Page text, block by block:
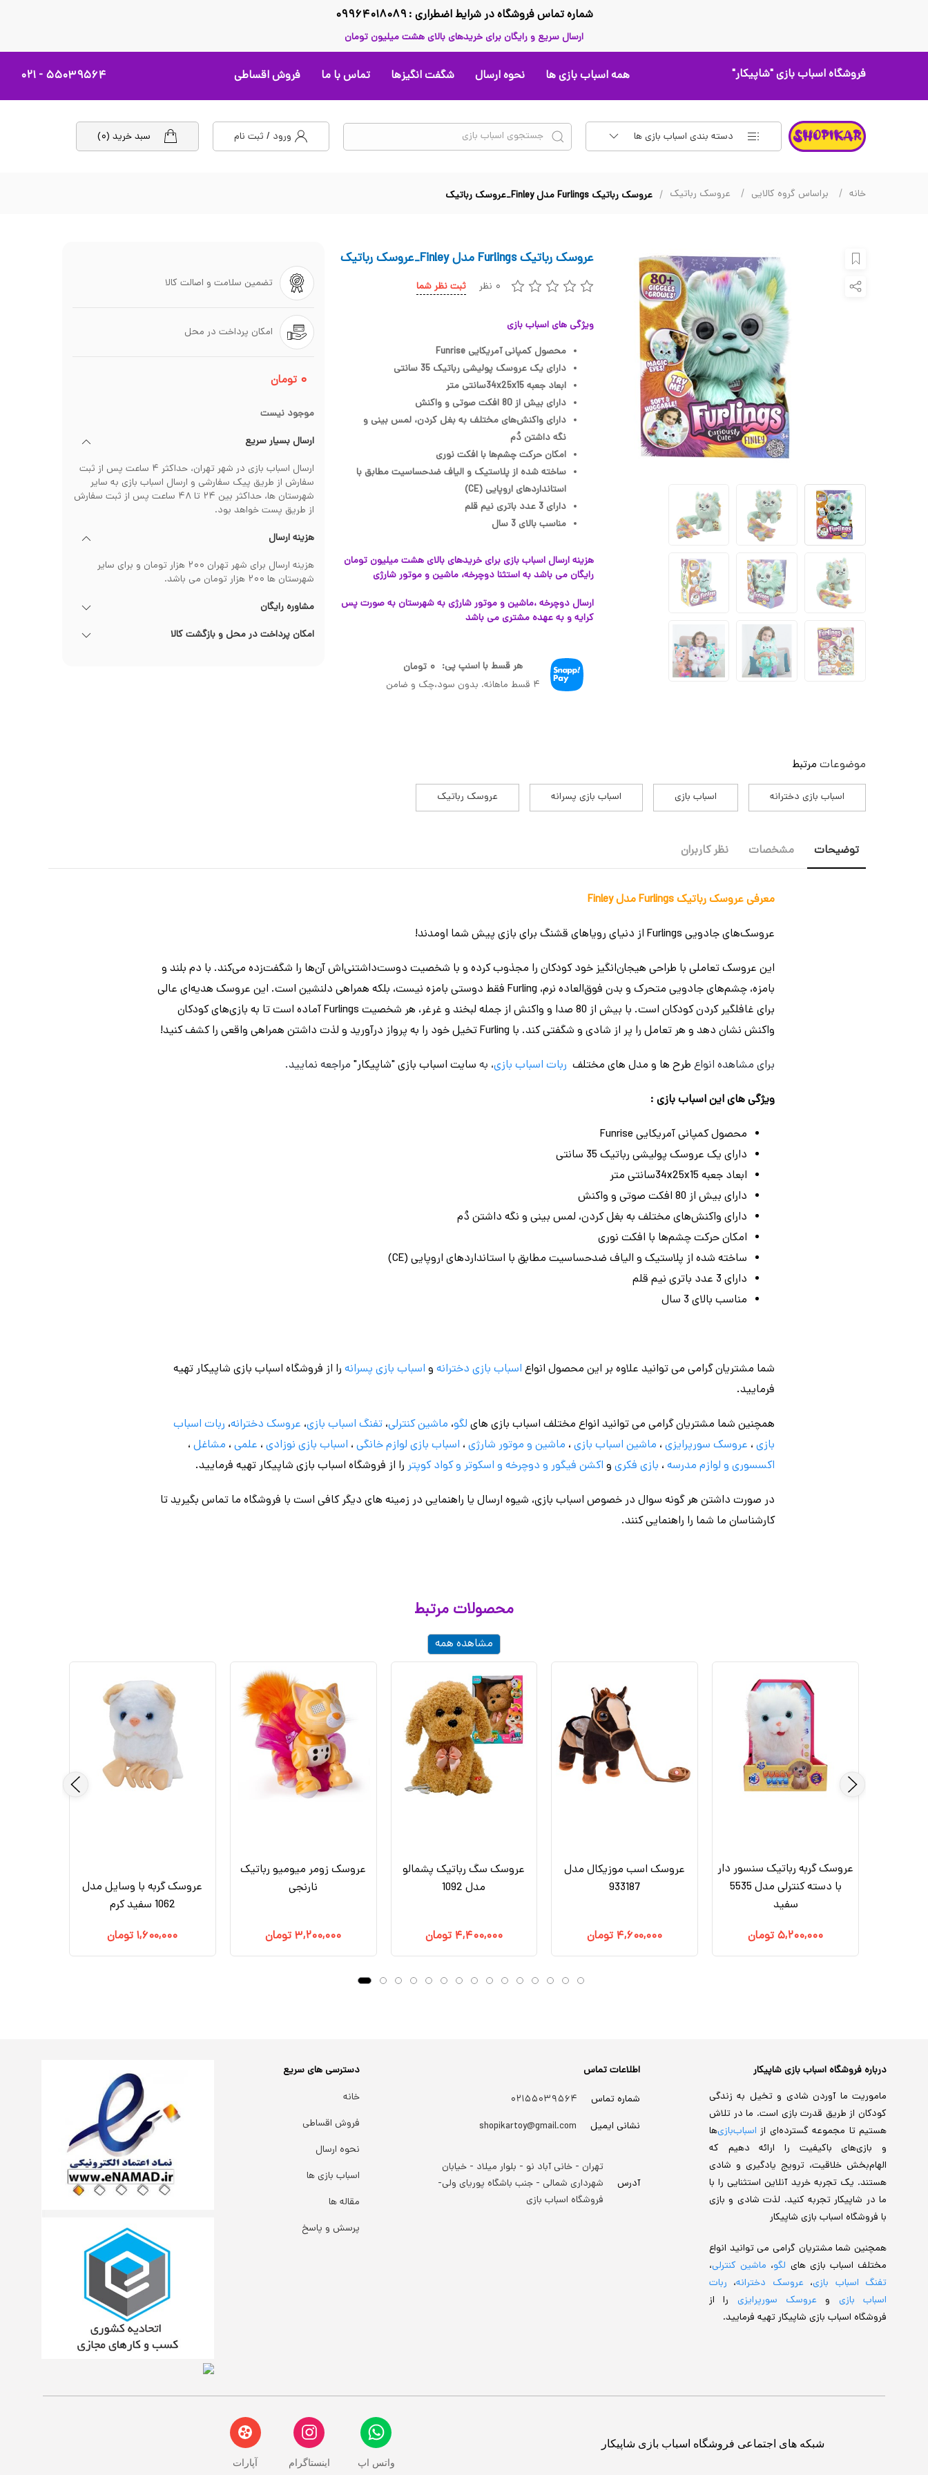
شماره تماس فروشگاه در شرایط اضطراری : ۰۹۹۶۴۰۱۸۰۸۹
ارسال سریع و رایگان برای خریدهای بالای هشت میلیون تومان
فروشگاه اسباب بازی"شاپیکار" همه اسباب بازی ها نحوه ارسال شگفت انگیزها تماس با ما فروش اقساطی ۵۵۰۳۹۵۶۴ - ۰۲۱
دسته بندی اسباب بازی ها ورود / ثبت نام سبد خرید (۰)
خانه براساس گروه کالایی عروسک رباتیک عروسک رباتیک Furlings مدل Finley_عروسک رباتیک
عروسک رباتیک Furlings مدل Finley_عروسک رباتیک
۰ نظر ثبت نظر شما
ویژگی های اسباب بازی
محصول کمپانی آمریکایی Funrise
دارای یک عروسک پولیشی رباتیک 35 سانتی
ابعاد جعبه 34x25x15سانتی متر
دارای بیش از 80 افکت صوتی و واکنش
دارای واکنش‌های مختلف به بغل کردن، لمس بینی و
نگه داشتن دُم
امکان حرکت چشم‌ها با افکت نوری
ساخته شده از پلاستیک و الیاف ضدحساسیت مطابق با
استانداردهای اروپایی (CE)
دارای 3 عدد باتری نیم قلم
مناسب بالای 3 سال
هزینه ارسال اسباب بازی برای خریدهای بالای هشت میلیون تومان
رایگان می باشد به استثنا دوچرخه، ماشین و موتور شارژی
ارسال دوچرخه ،ماشین و موتور شارژی به شهرستان به صورت پس
کرایه و به عهده مشتری می باشد
هر قسط با اسنپ پی: ۰ تومان
۴ قسط ماهانه. بدون سود،چک و ضامن
تضمین سلامت و اصالت کالا
امکان پرداخت در محل
۰ تومان
موجود نیست
ارسال بسیار سریع
ارسال اسباب بازی در شهر تهران، حداکثر ۴ ساعت پس از ثبت
سفارش از طریق پیک سفارشی و ارسال اسباب بازی به سایر
شهرستان ها، حداکثر بین ۲۴ تا ۴۸ ساعت پس از ثبت سفارش
از طریق پست خواهد بود.
هزینه ارسال
هزینه ارسال برای شهر تهران ۲۰۰ هزار تومان و برای سایر
شهرستان ها ۲۰۰ هزار تومان می باشد.
مشاوره رایگان
امکان پرداخت در محل و بازگشت کالا
موضوعات مرتبط
اسباب بازی دخترانه اسباب بازی اسباب بازی پسرانه عروسک رباتیک
توضیحات مشخصات نظر کاربران
معرفی عروسک رباتیک Furlings مدل Finley
عروسک‌های جادویی Furlings از دنیای رویاهای قشنگ برای بازی پیش شما اومدند!
این عروسک تعاملی با طراحی هیجان‌انگیز خود کودکان را مجذوب کرده و با شخصیت دوست‌داشتنی‌اش آن‌ها را شگفت‌زده می‌کند. با دم‌ بلند و
بامزه، چشم‌های جادویی متحرک و بدن فوق‌العاده نرم، Furling فقط دوستی بامزه نیست، بلکه همراهی دلنشین است. این عروسک‌ هدیه‌ای عالی
برای غافلگیر کردن کودکان است. با بیش از 80 صدا و واکنش از جمله لبخند و غرغر، هر شخصیت Furlings آماده است تا به بازی‌های کودکان
واکنش نشان دهد و هر تعامل را پر از شادی و شگفتی کند. با Furling تخیل خود را به پرواز درآورید و لذت داشتن همراهی واقعی را کشف کنید!
برای مشاهده انواع طرح ها و مدل های مختلف ربات اسباب بازی، به سایت اسباب بازی "شاپیکار" مراجعه نمایید.
ویژگی های این اسباب بازی :
محصول کمپانی آمریکایی Funrise
دارای یک عروسک پولیشی رباتیک 35 سانتی
ابعاد جعبه 34x25x15سانتی متر
دارای بیش از 80 افکت صوتی و واکنش
دارای واکنش‌های مختلف به بغل کردن، لمس بینی و نگه داشتن دُم
امکان حرکت چشم‌ها با افکت نوری
ساخته شده از پلاستیک و الیاف ضدحساسیت مطابق با استانداردهای اروپایی (CE)
دارای 3 عدد باتری نیم قلم
مناسب بالای 3 سال
شما مشتریان گرامی می توانید علاوه بر این محصول انواع اسباب بازی دخترانه و اسباب بازی پسرانه را از فروشگاه اسباب بازی شاپیکار تهیه
فرمایید.
همچنین شما مشتریان گرامی می توانید انواع مختلف اسباب بازی های لگو، ماشین کنترلی، تفنگ اسباب بازی، عروسک دخترانه، ربات اسباب
بازی ، عروسک سورپرایزی ، ماشین اسباب بازی ، ماشین و موتور شارژی ، اسباب بازی لوازم خانگی ، اسباب بازی نوزادی ، علمی ، مشاغل ،
اکسسوری و لوازم مدرسه ، بازی فکری و اکشن فیگور و دوچرخه و اسکوتر و کواد کوپتر را از فروشگاه اسباب بازی شاپیکار تهیه فرمایید.
در صورت داشتن هر گونه سوال در خصوص اسباب بازی، شیوه ارسال یا راهنمایی در زمینه های دیگر کافی است با فروشگاه ما تماس بگیرید تا
کارشناسان ما شما را راهنمایی کنند.
محصولات مرتبط
مشاهده همه
عروسک گربه با وسایل مدل
1062 سفید کرم
۱,۶۰۰,۰۰۰تومان
عروسک زومر میومیو رباتیک
نارنجی
۳,۲۰۰,۰۰۰تومان
عروسک سگ رباتیک پشمالو
مدل 1092
۴,۴۰۰,۰۰۰ تومان
عروسک اسب موزیکال مدل
933187
۴,۶۰۰,۰۰۰ تومان
عروسک گربه رباتیک سنسور دار
با دسته کنترلی مدل 5535
سفید
۵,۲۰۰,۰۰۰ تومان
درباره فروشگاه اسباب بازی شاپیکار
ماموریت ما آوردن شادی و تخیل به زندگی
کودکان از طریق قدرت بازی است. ما در تلاش
هستیم تا مجموعه گسترده‌ای از اسباب‌بازی‌ها
و بازی‌های باکیفیت را ارائه دهیم که
الهام‌بخش خلاقیت، ترویج یادگیری و شادی
هستند. یک تجربه خرید آنلاین استثنایی را با
ما در شاپیکار تجربه کنید. لذت شادی و بازی
با فروشگاه اسباب بازی شاپیکار
همچنین شما مشتریان گرامی می توانید انواع
مختلف اسباب بازی های لگو، ماشین کنترلی،
تفنگ اسباب بازی، عروسک دخترانه، ربات
اسباب بازی و عروسک سورپرایزی را از
فروشگاه اسباب بازی شاپیکار تهیه فرمایید.
اطلاعات تماس
شماره تماس
۰۲۱۵۵۰۳۹۵۶۴
نشانی ایمیل
shopikartoy@gmail.com
آدرس
تهران - خانی آباد نو - بلوار میلاد - خیابان
شهرداری شمالی - جنب باشگاه پوریای ولی-
فروشگاه اسباب بازی
دسترسی های سریع
خانه
فروش اقساطی
نحوه ارسال
اسباب بازی ها
مقاله ها
پرسش و پاسخ
شبکه های اجتماعی فروشگاه اسباب بازی شاپیکار
واتس اپ اینستاگرام آپارات